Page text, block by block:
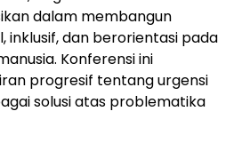
dalam membangun
inklusif, dan berorientasi pada
Konferensi ini
progresif tentang urgensi
solusi atas problematika